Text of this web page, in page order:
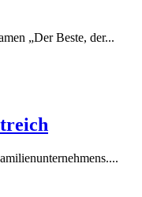
„Der Beste, der...